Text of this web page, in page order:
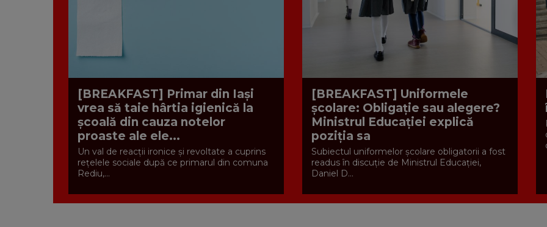
[BREAKFAST] Primar din Iași
vrea să taie hârtia igienică la
școală din cauza notelor
proaste ale ele...
Un val de reacții ironice și revoltate a cuprins
rețelele sociale după ce primarul din comuna
Rediu,...
[BREAKFAST] Uniformele
școlare: Obligație sau alegere?
Ministrul Educației explică
poziția sa
Subiectul uniformelor școlare obligatorii a fost
readus în discuție de Ministrul Educației,
Daniel D...